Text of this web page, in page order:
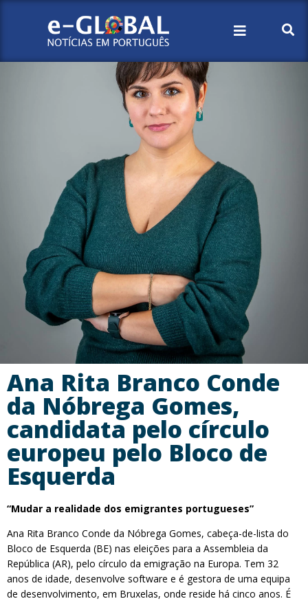
Ana Rita Branco Conde
da Nóbrega Gomes,
candidata pelo círculo
europeu pelo Bloco de
Esquerda
“Mudar a realidade dos emigrantes portugueses”
Ana Rita Branco Conde da Nóbrega Gomes, cabeça-de-lista do
Bloco de Esquerda (BE) nas eleições para a Assembleia da
República (AR), pelo círculo da emigração na Europa. Tem 32
anos de idade, desenvolve software e é gestora de uma equipa
de desenvolvimento, em Bruxelas, onde reside há cinco anos. É